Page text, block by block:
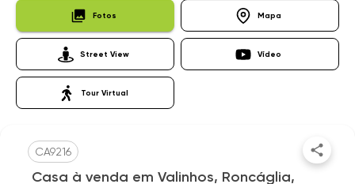
Fotos Mapa
Street View Vídeo
Tour Virtual
CA9216
Casa à venda em Valinhos, Roncáglia,